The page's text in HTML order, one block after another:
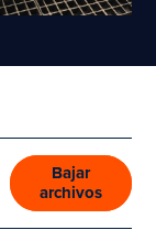
Bajar
archivos